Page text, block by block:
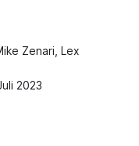
Zenari, Lex
2023